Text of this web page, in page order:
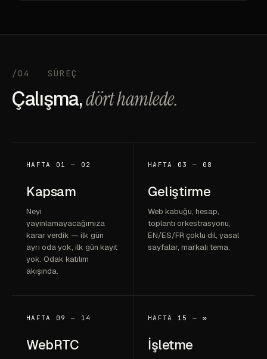
/04 SÜREÇ
Çalışma,dört hamlede.
HAFTA 01 — 02
Kapsam
Neyi
yayınlamayacağımıza
karar verdik — ilk gün
ayrı oda yok, ilk gün kayıt
yok. Odak katılım
akışında.
HAFTA 03 — 08
Geliştirme
Web kabuğu, hesap,
toplantı orkestrasyonu,
EN/ES/FR çoklu dil, yasal
sayfalar, markalı tema.
HAFTA 09 — 14
WebRTC
HAFTA 15 — ∞
İşletme